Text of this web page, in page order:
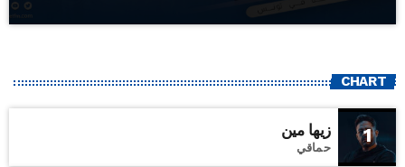
CHART
1 زيها مين
حماقي